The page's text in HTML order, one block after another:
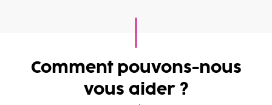
Comment pouvons-nous
vous aider ?